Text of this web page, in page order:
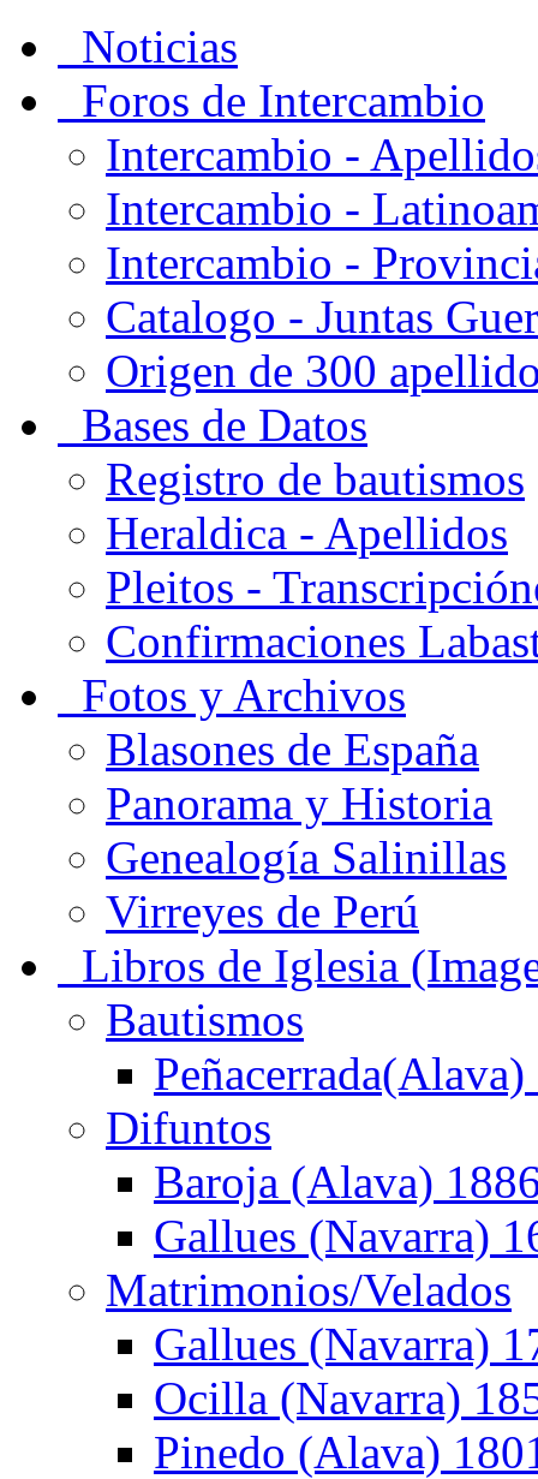
Noticias
Foros de Intercambio
Intercambio -
Intercambio -
Intercambio -
Catalogo - Juntas
Origen de 300
Bases de Datos
Registro de bautismos
Heraldica - Apellidos
Pleitos -
Confirmaciones
Fotos y Archivos
Blasones de España
Panorama y Historia
Genealogía Salinillas
Virreyes de Perú
Libros de Iglesia
Bautismos
Difuntos
Baroja (Alava)
Gallues (Navarra)
Matrimonios/Velados
Gallues (Navarra)
Ocilla (Navarra)
Pinedo (Alava)